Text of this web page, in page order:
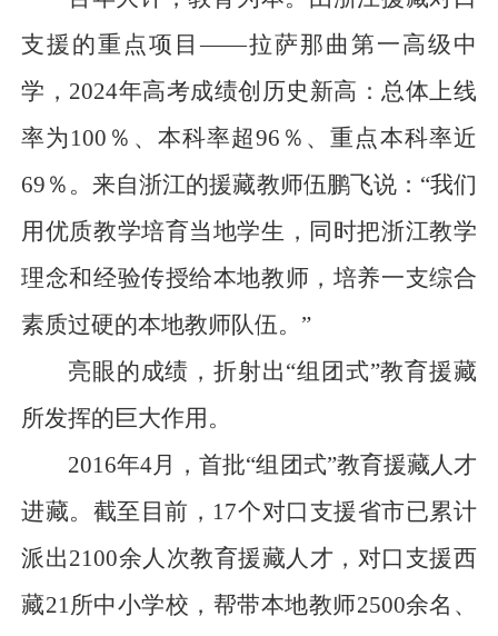
支援的重点项目——拉萨那曲第一高级中
学，2024年高考成绩创历史新高：总体上线
率为100％、本科率超96％、重点本科率近
69％。来自浙江的援藏教师伍鹏飞说：“我们
用优质教学培育当地学生，同时把浙江教学
理念和经验传授给本地教师，培养一支综合
素质过硬的本地教师队伍。”
亮眼的成绩，折射出“组团式”教育援藏
所发挥的巨大作用。
2016年4月，首批“组团式”教育援藏人才
进藏。截至目前，17个对口支援省市已累计
派出2100余人次教育援藏人才，对口支援西
藏21所中小学校，帮带本地教师2500余名、